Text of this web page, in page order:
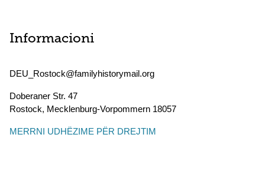
Informacioni
DEU_Rostock@familyhistorymail.org
Doberaner Str. 47
Rostock, Mecklenburg-Vorpommern 18057
MERRNI UDHËZIME PËR DREJTIM